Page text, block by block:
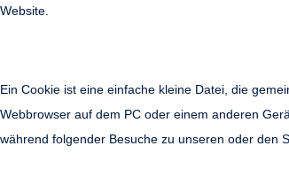
Website.
Ein Cookie ist eine einfache kleine Datei, die
Webbrowser auf dem PC oder einem anderen
während folgender Besuche zu unseren oder den